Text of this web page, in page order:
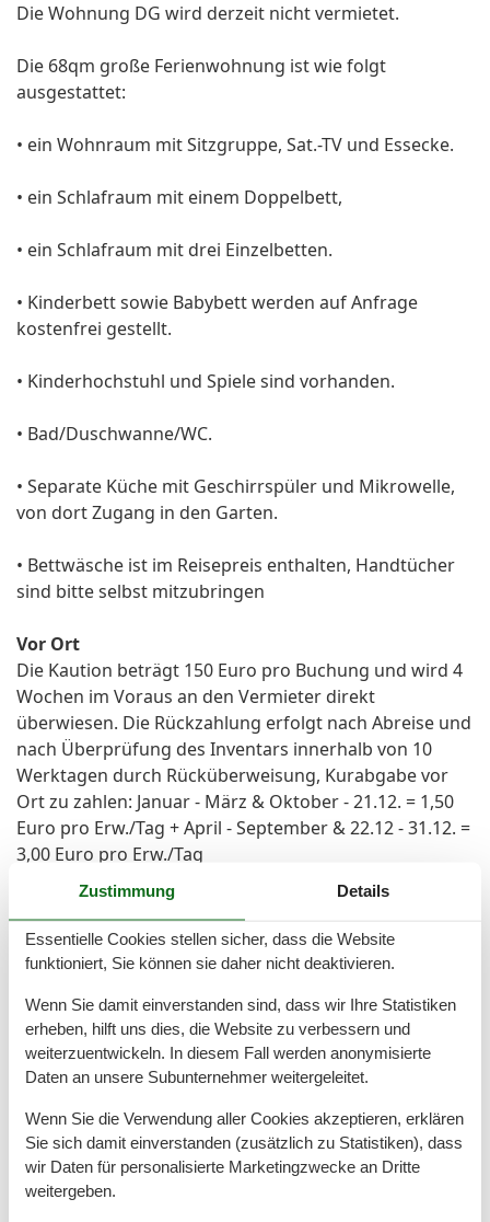
Die Wohnung DG wird derzeit nicht vermietet.
Die 68qm große Ferienwohnung ist wie folgt
ausgestattet:
• ein Wohnraum mit Sitzgruppe, Sat.-TV und Essecke.
• ein Schlafraum mit einem Doppelbett,
• ein Schlafraum mit drei Einzelbetten.
• Kinderbett sowie Babybett werden auf Anfrage
kostenfrei gestellt.
• Kinderhochstuhl und Spiele sind vorhanden.
• Bad/Duschwanne/WC.
• Separate Küche mit Geschirrspüler und Mikrowelle,
von dort Zugang in den Garten.
• Bettwäsche ist im Reisepreis enthalten, Handtücher
sind bitte selbst mitzubringen
Vor Ort
Die Kaution beträgt 150 Euro pro Buchung und wird 4
Wochen im Voraus an den Vermieter direkt
überwiesen. Die Rückzahlung erfolgt nach Abreise und
nach Überprüfung des Inventars innerhalb von 10
Werktagen durch Rücküberweisung, Kurabgabe vor
Ort zu zahlen: Januar - März & Oktober - 21.12. = 1,50
Euro pro Erw./Tag + April - September & 22.12 - 31.12. =
3,00 Euro pro Erw./Tag
Gesamte Ausstattung
Golf
Radfahren
Reiten
Höhe über dem Meeresspiegel
20 m
Zum (Kur-)Park/Wald
1,8 km
Zum Arzt
1,8 km
Zum Bahnhof
Zustimmung Details
Essentielle Cookies stellen sicher, dass die Website
funktioniert, Sie können sie daher nicht deaktivieren.
Wenn Sie damit einverstanden sind, dass wir Ihre Statistiken
erheben, hilft uns dies, die Website zu verbessern und
weiterzuentwickeln. In diesem Fall werden anonymisierte
Daten an unsere Subunternehmer weitergeleitet.
Wenn Sie die Verwendung aller Cookies akzeptieren, erklären
Sie sich damit einverstanden (zusätzlich zu Statistiken), dass
wir Daten für personalisierte Marketingzwecke an Dritte
weitergeben.